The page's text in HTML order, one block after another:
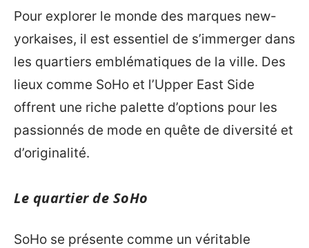
Pour explorer le monde des marques new-
yorkaises, il est essentiel de s’immerger dans
les quartiers emblématiques de la ville. Des
lieux comme SoHo et l’Upper East Side
offrent une riche palette d’options pour les
passionnés de mode en quête de diversité et
d’originalité.
Le quartier de SoHo
SoHo se présente comme un véritable